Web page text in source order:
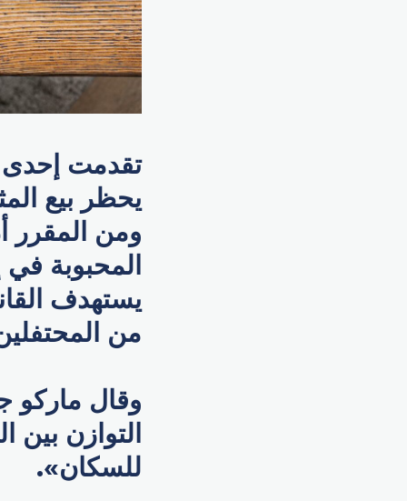
تقدمت إحدى
يحظر بيع
ومن المقرر
المحبوبة
يستهدف
من
وقال ماركو
التوازن بين
للسكان».